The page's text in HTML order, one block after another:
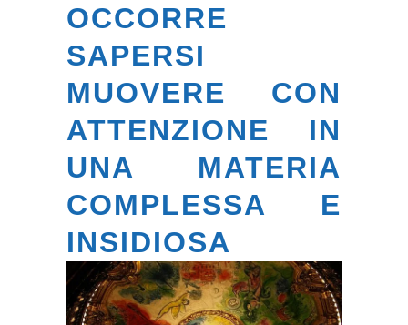
OCCORRE
SAPERSI
MUOVERE CON
ATTENZIONE IN
UNA MATERIA
COMPLESSA E
INSIDIOSA